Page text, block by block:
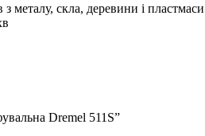
з металу, скла, деревини і пластмаси
Dremel 511S”